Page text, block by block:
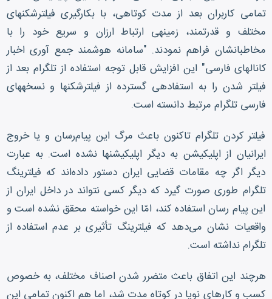
تمامی کاربران بعد از مدت کوتاهی، با بکارگیری فیلترشکن‎های
مختلف و قدرتمند، زمینه‎ی ارتباط ارزان و سریع خود را با
مخاطبانشان فراهم نمودند. "سامانه هوشمند جمع آوری اخبار
کانال‎های فارسی" این افزایش قابل توجه استفاده از تلگرام بعد از
فیلتر شدن را به استفاده‎ی گسترده از فیلترشکن‎ها و نسخه‎های
فارسی تلگرام مرتبط دانسته است.
فیلتر کردن تلگرام تاکنون باعث مرگ این پیام‌رسان و یا خروج
ایرانیان از اپلیکیشن به دیگر اپلیکیشن‎ها نشده است. به عبارت
دیگر اگر چه مقامات قضایی ایران دستور داده‌اند که فیلترینگ
تلگرام طوری صورت گیرد که دیگر کسی نتواند در داخل ایران از
این پیام رسان استفاده کند، امّا این خواسته محقق نشده است و
واقعیات نشان می‌دهد که فیلترینگ تأثیری بر عدم استفاده از
تلگرام نداشته است.
هرچند این اتفاق باعث متضرر شدن اصناف مختلف، به خصوص
کسب و کارهای نوپا در کوتاه مدت شد، اما هم اکنون تمامی این